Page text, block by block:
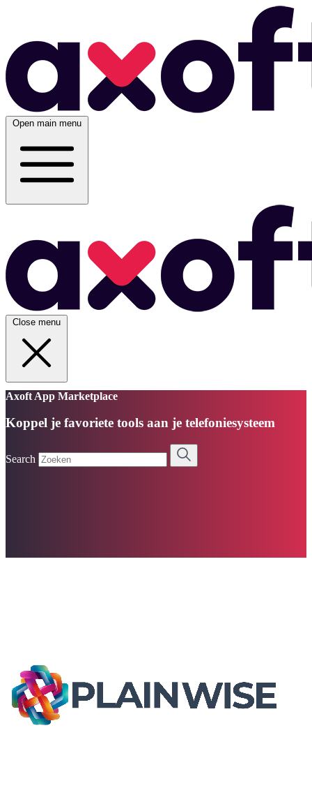
Open main menu
Close menu
Axoft App Marketplace
Koppel je favoriete tools aan je telefoniesysteem
Search